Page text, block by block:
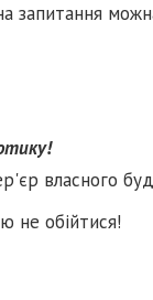
запитання
власного
не обійтися!